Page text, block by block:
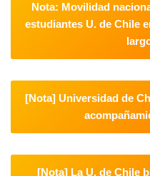
Nota: Movilidad
estudiantes U. de Chile
[Nota] Universidad de
[Nota] La U. de Chile